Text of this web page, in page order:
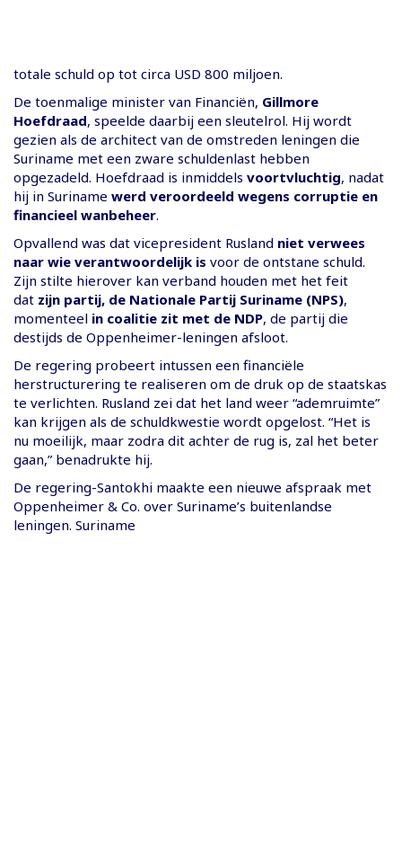
totale schuld op tot circa USD 800 miljoen.
De toenmalige minister van Financiën, Gillmore
Hoefdraad, speelde daarbij een sleutelrol. Hij wordt
gezien als de architect van de omstreden leningen die
Suriname met een zware schuldenlast hebben
opgezadeld. Hoefdraad is inmiddels voortvluchtig, nadat
hij in Suriname werd veroordeeld wegens corruptie en
financieel wanbeheer.
Opvallend was dat vicepresident Rusland niet verwees
naar wie verantwoordelijk is voor de ontstane schuld.
Zijn stilte hierover kan verband houden met het feit
dat zijn partij, de Nationale Partij Suriname (NPS),
momenteel in coalitie zit met de NDP, de partij die
destijds de Oppenheimer-leningen afsloot.
De regering probeert intussen een financiële
herstructurering te realiseren om de druk op de staatskas
te verlichten. Rusland zei dat het land weer “ademruimte”
kan krijgen als de schuldkwestie wordt opgelost. “Het is
nu moeilijk, maar zodra dit achter de rug is, zal het beter
gaan,” benadrukte hij.
De regering-Santokhi maakte een nieuwe afspraak met
Oppenheimer & Co. over Suriname’s buitenlandse
leningen. Suriname